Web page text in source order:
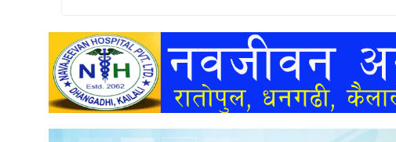
अन्तराष्ट्रिय
अन्तर्वार्ता
खेलकुद